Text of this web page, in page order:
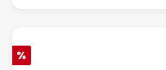
Rabatt
%